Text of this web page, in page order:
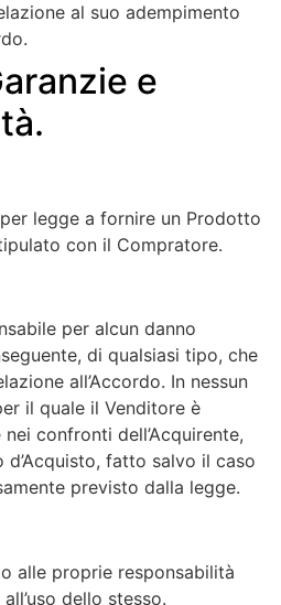
al suo adempimento
e
legge a fornire un Prodotto
con il Compratore.
per alcun danno
di qualsiasi tipo, che
all’Accordo. In nessun
il quale il Venditore è
confronti dell’Acquirente,
fatto salvo il caso
previsto dalla legge.
alle proprie responsabilità
dello stesso.